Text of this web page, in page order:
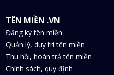
TÊN MIỀN .VN
Đăng ký tên miền
Quản lý, duy trì tên miền
Thu hồi, hoàn trả tên miền
Chính sách, quy định